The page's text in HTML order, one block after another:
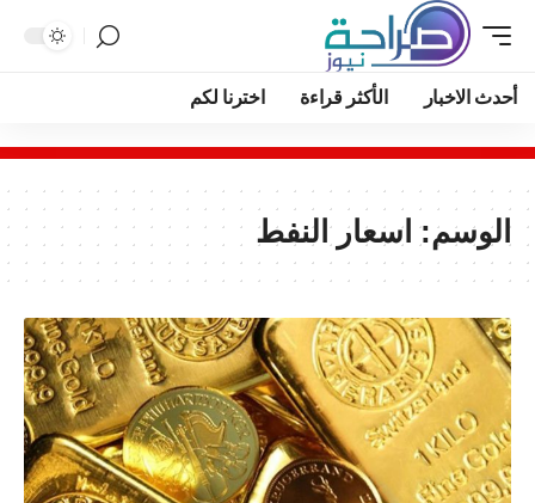
أحدث الاخبار الأكثر قراءة اخترنا لكم
الوسم: اسعار النفط